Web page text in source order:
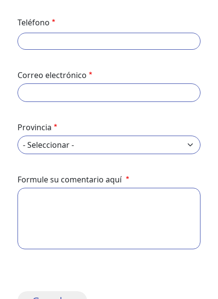
Teléfono
Correo electrónico
Provincia
Formule su comentario aquí